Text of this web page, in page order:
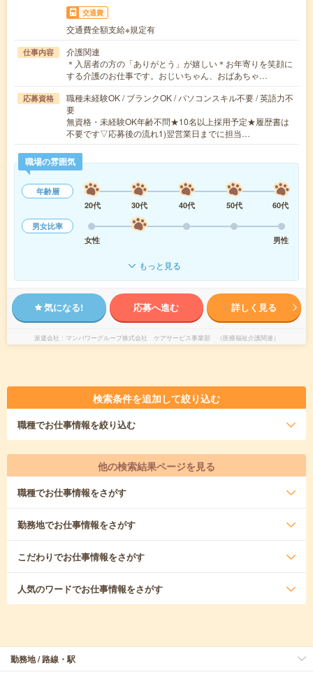
交通費
交通費全額支給※規定有
仕事内容
介護関連
＊入居者の方の「ありがとう」が嬉しい＊お年寄りを笑顔に
する介護のお仕事です。おじいちゃん、おばあちゃ…
応募資格
職種未経験OK / ブランクOK / パソコンスキル不要 / 英語力不
要
無資格・未経験OK年齢不問★10名以上採用予定★履歴書は
不要です▽応募後の流れ1)翌営業日までに担当…
職場の雰囲気
年齢層
20代
30代 40代 50代
60代
男女比率
女性
男性
もっと見る
気になる! 応募へ進む 詳しく見る
派遣会社 マンパワーグループ株式会社 ケアサービス事業部 （医療福祉介護関連）
検索条件を追加して絞り込む
職種でお仕事情報を絞り込む
他の検索結果ページを見る
職種でお仕事情報をさがす
勤務地でお仕事情報をさがす
こだわりでお仕事情報をさがす
人気のワードでお仕事情報をさがす
勤務地 / 路線・駅